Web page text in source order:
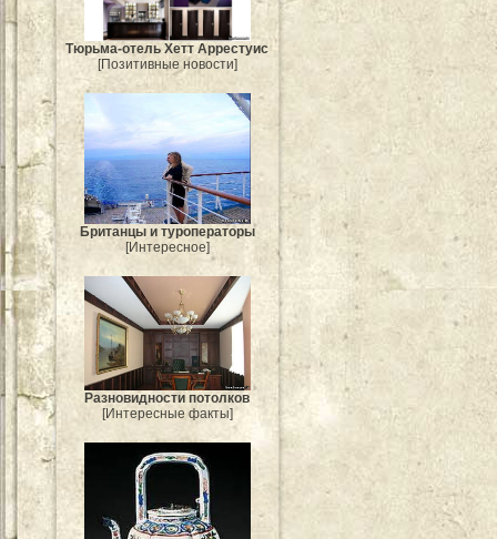
Тюрьма-отель Хетт Аррестуис
[Позитивные новости]
Британцы и туроператоры
[Интересное]
Разновидности потолков
[Интересные факты]